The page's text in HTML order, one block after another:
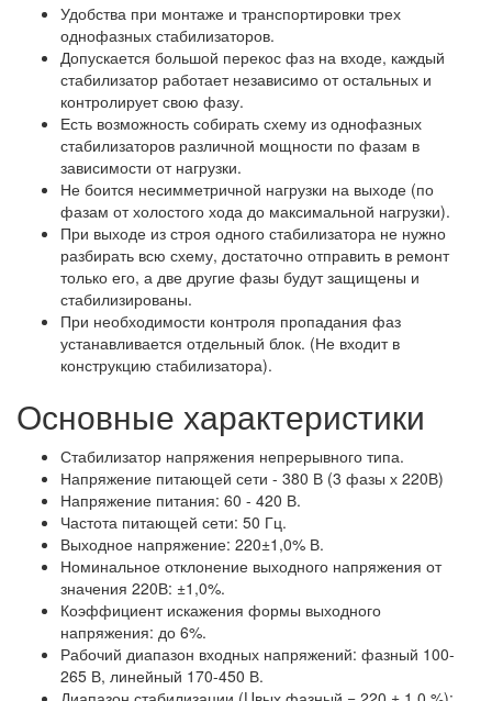
Удобства при монтаже и транспортировки трех
однофазных стабилизаторов.
Допускается большой перекос фаз на входе, каждый
стабилизатор работает независимо от остальных и
контролирует свою фазу.
Есть возможность собирать схему из однофазных
стабилизаторов различной мощности по фазам в
зависимости от нагрузки.
Не боится несимметричной нагрузки на выходе (по
фазам от холостого хода до максимальной нагрузки).
При выходе из строя одного стабилизатора не нужно
разбирать всю схему, достаточно отправить в ремонт
только его, а две другие фазы будут защищены и
стабилизированы.
При необходимости контроля пропадания фаз
устанавливается отдельный блок. (Не входит в
конструкцию стабилизатора).
Основные характеристики
Стабилизатор напряжения непрерывного типа.
Напряжение питающей сети - 380 В (3 фазы х 220В)
Напряжение питания: 60 - 420 В.
Частота питающей сети: 50 Гц.
Выходное напряжение: 220±1,0% В.
Номинальное отклонение выходного напряжения от
значения 220В: ±1,0%.
Коэффициент искажения формы выходного
напряжения: до 6%.
Рабочий диапазон входных напряжений: фазный 100-
265 В, линейный 170-450 В.